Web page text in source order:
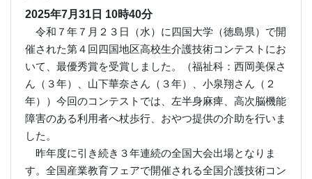
2025年7月31日 10時40分
令和７年７月２３日（水）に四国大学（徳島県）で開
催された第４回四国地区高校生介護技術コンテストにお
いて、最優秀賞を受賞しました。（福祉科：西岡美保さ
ん（３年）、山下華奈さん（３年）、小泉翔さん（２
年））今回のコンテストでは、左半身麻痺、高次脳機能
障害のある利用者へ杖歩行、おやつ提供の介助を行いま
した。
昨年度に引き続き３年連続の全国大会出場となりま
す。全国産業教育フェアで開催される全国介護技術コン